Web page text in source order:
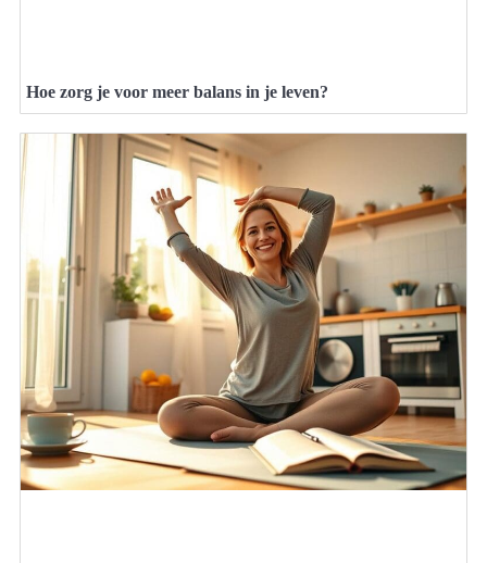
Hoe zorg je voor meer balans in je leven?